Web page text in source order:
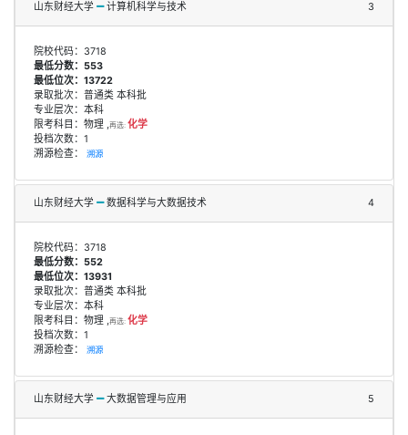
山东财经大学 计算机科学与技术 3
院校代码：3718
最低分数：553
最低位次：13722
录取批次：普通类 本科批
专业层次：本科
限考科目：物理 ,再选: 化学
投档次数：1
溯源检查： 溯源
山东财经大学 数据科学与大数据技术 4
院校代码：3718
最低分数：552
最低位次：13931
录取批次：普通类 本科批
专业层次：本科
限考科目：物理 ,再选: 化学
投档次数：1
溯源检查： 溯源
山东财经大学 大数据管理与应用 5